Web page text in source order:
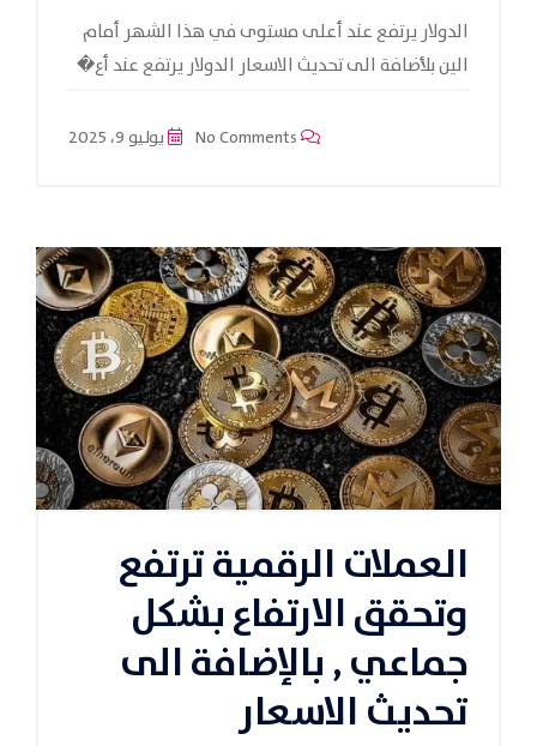
الدولار يرتفع عند أعلى مستوى في هذا الشهر أمام
الين بلأضافة الى تحديث الاسعار الدولار يرتفع عند أع�
يوليو 9، 2025
العملات الرقمية ترتفع
وتحقق الارتفاع بشكل
جماعي , بالإضافة الى
تحديث الاسعار